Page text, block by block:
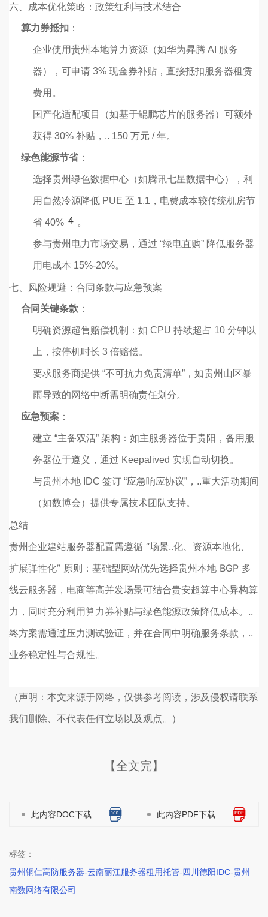
六、成本优化策略：政策红利与技术结合
算力券抵扣 ：
企业使用贵州本地算力资源（如华为昇腾 AI 服务
器），可申请 3% 现金券补贴，直接抵扣服务器租赁
费用。
国产化适配项目（如基于鲲鹏芯片的服务器）可额外
获得 30% 补贴，.. 150 万元 / 年。
绿色能源节省：
选择贵州绿色数据中心（如腾讯七星数据中心），利
用自然冷源降低 PUE 至 1.1，电费成本较传统机房节
省 40% 4 。
参与贵州电力市场交易，通过 “绿电直购” 降低服务器
用电成本 15%-20%。
七、风险规避：合同条款与应急预案
合同关键条款 ：
明确资源超售赔偿机制：如 CPU 持续超占 10 分钟以
上，按停机时长 3 倍赔偿。
要求服务商提供 “不可抗力免责清单”，如贵州山区暴
雨导致的网络中断需明确责任划分。
应急预案 ：
建立 “主备双活” 架构：如主服务器位于贵阳，备用服
务器位于遵义，通过 Keepalived 实现自动切换。
与贵州本地 IDC 签订 “应急响应协议”，..重大活动期间
（如数博会）提供专属技术团队支持。
总结
贵州企业建站服务器配置需遵循 “场景..化、资源本地化、
扩展弹性化” 原则：基础型网站优先选择贵州本地 BGP 多
线云服务器，电商等高并发场景可结合贵安超算中心异构算
力，同时充分利用算力券补贴与绿色能源政策降低成本。..
终方案需通过压力测试验证，并在合同中明确服务条款，..
业务稳定性与合规性。
（声明：本文来源于网络，仅供参考阅读，涉及侵权请联系
我们删除、不代表任何立场以及观点。）
【全文完】
此内容DOC下载 此内容PDF下载
标签：
贵州铜仁高防服务器-云南丽江服务器租用托管-四川德阳IDC-贵州
南数网络有限公司